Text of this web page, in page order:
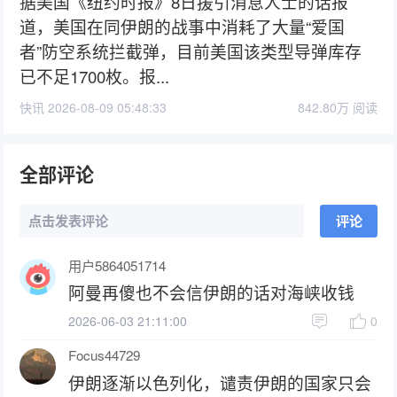
道，美国在同伊朗的战事中消耗了大量“爱国
者”防空系统拦截弹，目前美国该类型导弹库存
已不足1700枚。报...
快讯 2026-08-09 05:48:33 842.80万 阅读
全部评论
点击发表评论 评论
用户5864051714
阿曼再傻也不会信伊朗的话对海峡收钱
2026-06-03 21:11:00 0
Focus44729
伊朗逐渐以色列化，谴责伊朗的国家只会